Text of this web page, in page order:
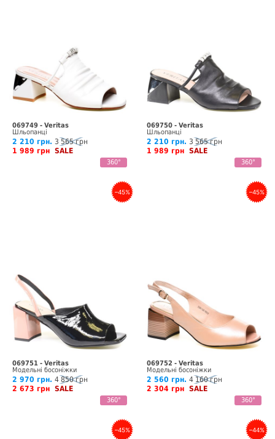
069749 - Veritas
Шльопанці
2 210 грн. 3 565 грн
1 989 грн SALE
360°
069750 - Veritas
Шльопанці
2 210 грн. 3 565 грн
1 989 грн SALE
360°
–45%
069751 - Veritas
Модельні босоніжки
2 970 грн. 4 850 грн
2 673 грн SALE
360°
–45%
069752 - Veritas
Модельні босоніжки
2 560 грн. 4 160 грн
2 304 грн SALE
360°
–45% –44%